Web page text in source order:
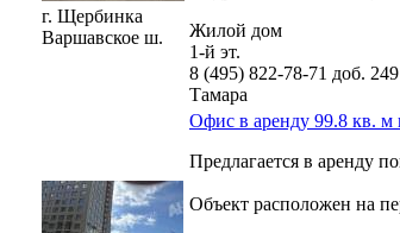
г. Щербинка
Варшавское ш.
Жилой дом
1-й эт.
8 (495) 822-78-71 доб. 249
Тамара
Офис в аренду 99.8 кв.
Предлагается в аренду
Объект расположен на